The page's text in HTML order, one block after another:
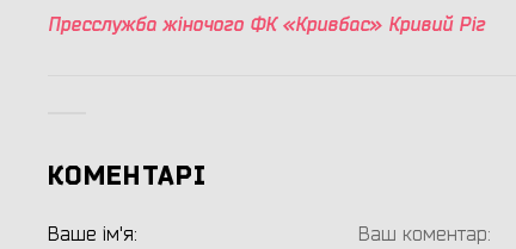
Пресслужба жіночого ФК «Кривбас» Кривий Ріг
КОМЕНТАРІ
Ваше ім'я: Ваш коментар: